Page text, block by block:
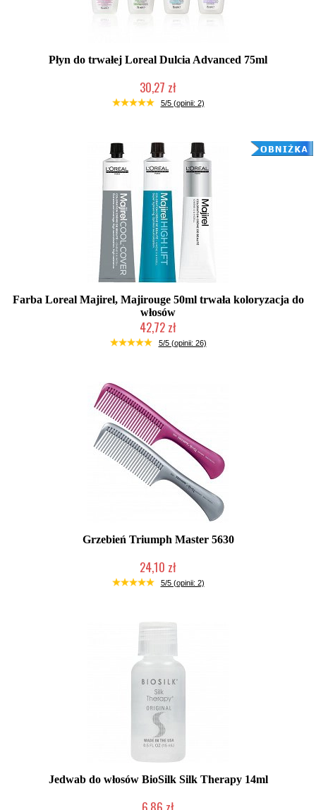
Płyn do trwałej Loreal Dulcia Advanced 75ml
30,27 zł
Duża ilość (wysyłka w 24h)
5/5 (opinii: 2)
Farba Loreal Majirel, Majirouge 50ml trwała koloryzacja do
włosów
42,72 zł
Duża ilość (wysyłka w 24h)
5/5 (opinii: 26)
Grzebień Triumph Master 5630
24,10 zł
Duża ilość (wysyłka w 24h)
5/5 (opinii: 2)
Jedwab do włosów BioSilk Silk Therapy 14ml